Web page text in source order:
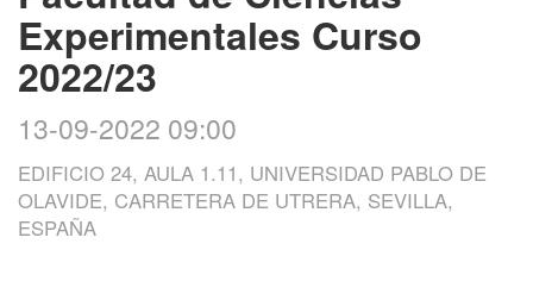
Experimentales Curso
2022/23
13-09-2022 09:00
EDIFICIO 24, AULA 1.11, UNIVERSIDAD PABLO DE
OLAVIDE, CARRETERA DE UTRERA, SEVILLA,
ESPAÑA